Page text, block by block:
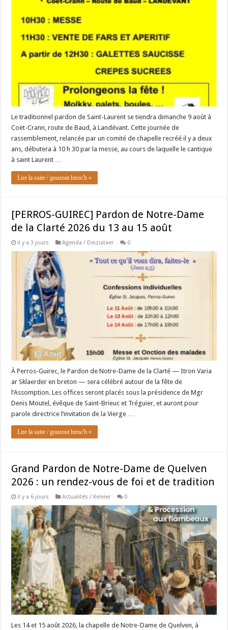
Le traditionnel pardon de Saint-Laurent se tiendra dimanche 9 août à
Coët-Crann, route de Baud, à Landévant. Cette journée de
rassemblement, relancée par un comité de chapelle recréé il y a deux
ans, débutera à 10 h 30 par la messe, au cours de laquelle le cantique
à saint Laurent …
Lire la suite / gouzout hiroc'h »
[PERROS-GUIREC] Pardon de Notre-Dame
de la Clarté 2026 du 13 au 15 août
il y a 3 jours Agenda / Deiziataer 0
À Perros-Guirec, le Pardon de Notre-Dame de la Clarté — Itron Varia
ar Sklaerder en breton — sera célébré autour de la fête de
l’Assomption. Les offices seront placés sous la présidence de Mgr
Denis Moutel, évêque de Saint-Brieuc et Tréguier, et auront pour
parole directrice l’invitation de la Vierge …
Lire la suite / gouzout hiroc'h »
Grand Pardon de Notre-Dame de Quelven
2026 : un rendez-vous de foi et de tradition
il y a 6 jours Actualités / Keleier 0
Les 14 et 15 août 2026, la chapelle de Notre-Dame de Quelven, à